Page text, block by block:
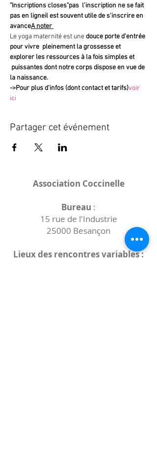
"Inscriptions closes"pas l'inscription ne se fait
pas en ligneil est souvent utile de s'inscrire en
avanceA noter
Le yoga maternité est une douce porte d'entrée
pour vivre  pleinement la grossesse et
explorer les ressources à la fois simples et
puissantes dont notre corps dispose en vue de
la naissance.
->Pour plus d'infos (dont contact et tarifs)voir
ici
Partager cet événement
Association Coccinelle
Bureau :
15 rue de l'Industrie
25000 Besançon
Lieux des rencontres variables :